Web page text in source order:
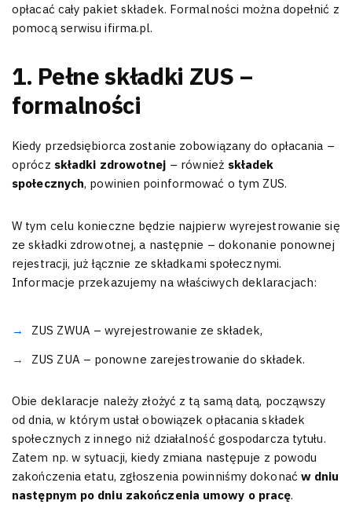
opłacać cały pakiet składek. Formalności można dopełnić z
pomocą serwisu ifirma.pl.
1. Pełne składki ZUS –
formalności
Kiedy przedsiębiorca zostanie zobowiązany do opłacania –
oprócz składki zdrowotnej – również składek
społecznych, powinien poinformować o tym ZUS.
W tym celu konieczne będzie najpierw wyrejestrowanie się
ze składki zdrowotnej, a następnie – dokonanie ponownej
rejestracji, już łącznie ze składkami społecznymi.
Informacje przekazujemy na właściwych deklaracjach:
ZUS ZWUA – wyrejestrowanie ze składek,
ZUS ZUA – ponowne zarejestrowanie do składek.
Obie deklaracje należy złożyć z tą samą datą, począwszy
od dnia, w którym ustał obowiązek opłacania składek
społecznych z innego niż działalność gospodarcza tytułu.
Zatem np. w sytuacji, kiedy zmiana następuje z powodu
zakończenia etatu, zgłoszenia powinniśmy dokonać w dniu
następnym po dniu zakończenia umowy o pracę.